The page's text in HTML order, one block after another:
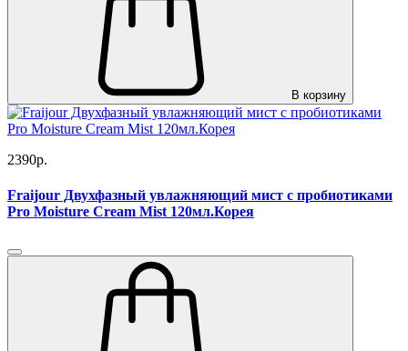
В корзину
2390р.
Fraijour Двухфазный увлажняющий мист с пробиотиками
Pro Moisture Cream Mist 120мл.Корея